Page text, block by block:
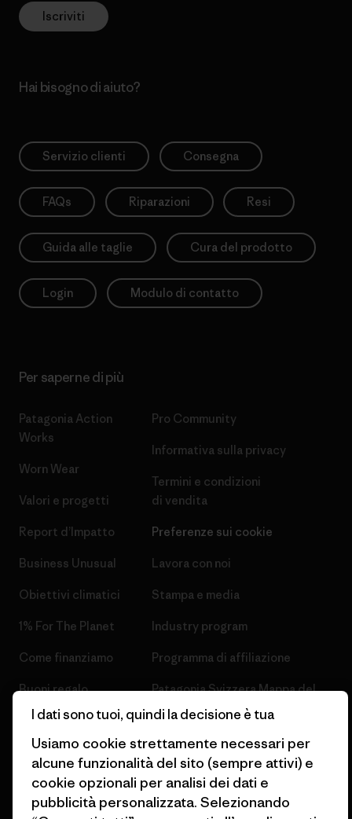
Iscriviti
Hai bisogno di aiuto?
Servizio clienti Consegna
FAQs Riparazioni Resi
Guida alle taglie Cura del prodotto
Login Modulo di contatto
Per saperne di più
Patagonia Action
Works
Worn Wear
Valori e progetti
Report d’Impatto
Business Unusual
Obiettivi climatici
1% For The Planet
Come finanziamo
Buoni regalo
Trova un negozio
Pro Community
Informativa sulla privacy
Termini e condizioni
di vendita
Preferenze sui cookie
Lavora con noi
Stampa e media
Industry program
Programma di affiliazione
Patagonia Svizzera Mappa del
sito
I dati sono tuoi, quindi la decisione è tua
Usiamo cookie strettamente necessari per
alcune funzionalità del sito (sempre attivi) e
cookie opzionali per analisi dei dati e
pubblicità personalizzata. Selezionando